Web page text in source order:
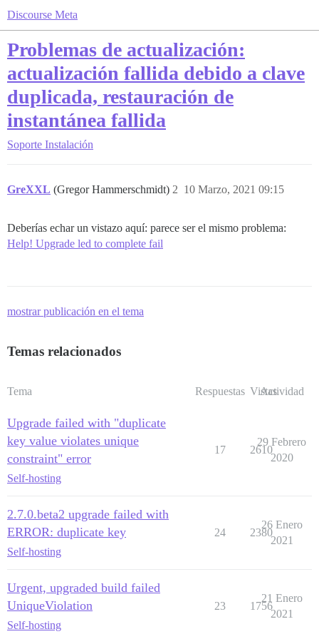
Discourse Meta
Problemas de actualización:
actualización fallida debido a clave
duplicada, restauración de
instantánea fallida
Soporte Instalación
GreXXL (Gregor Hammerschmidt) 10 Marzo, 2021 09:15
2
Deberías echar un vistazo aquí: parece ser el mismo problema:
Help! Upgrade led to complete fail
mostrar publicación en el tema
Temas relacionados
Tema Respuestas Vistas
Actividad
Upgrade failed with "duplicate
key value violates unique
constraint" error
Self-hosting
17 2610
29 Febrero
2020
2.7.0.beta2 upgrade failed with
ERROR: duplicate key
Self-hosting
24 2380
26 Enero
2021
Urgent, upgraded build failed
UniqueViolation
Self-hosting
23 1756
21 Enero
2021